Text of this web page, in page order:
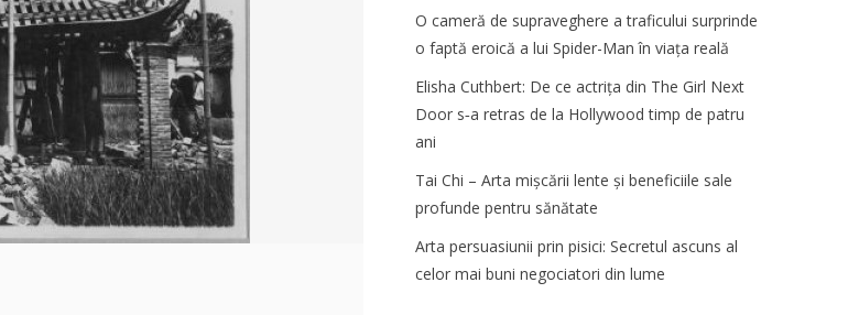
O cameră de supraveghere a traficului surprinde
o faptă eroică a lui Spider-Man în viața reală
Elisha Cuthbert: De ce actrița din The Girl Next
Door s‑a retras de la Hollywood timp de patru
ani
Tai Chi – Arta mișcării lente și beneficiile sale
profunde pentru sănătate
Arta persuasiunii prin pisici: Secretul ascuns al
celor mai buni negociatori din lume